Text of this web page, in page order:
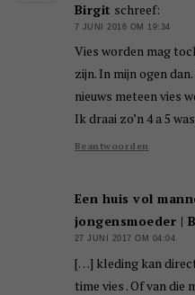
Birgit schreef:
7 JUNI 2016 OM 19:34
Vies worden mag
zijn. In mijn ogen
nieuws meteen vies
Ik draai zo’n 4 a 5
Beantwoorden
Een huis vol
jongensmoeder |
27 JUNI 2017 OM 04:04
[…] kleding kan
time vies . Of van die